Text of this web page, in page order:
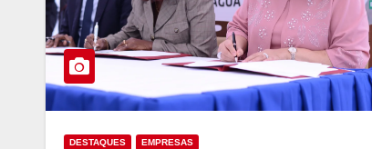
DESTAQUES EMPRESAS